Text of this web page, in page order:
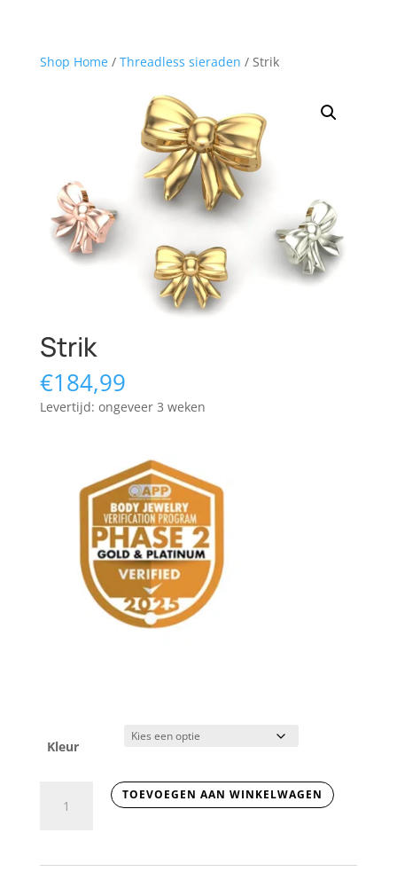
Shop Home/ Threadless sieraden / Strik
Strik
€184,99
Levertijd: ongeveer 3 weken
Kleur
aantal
TOEVOEGEN AAN WINKELWAGEN